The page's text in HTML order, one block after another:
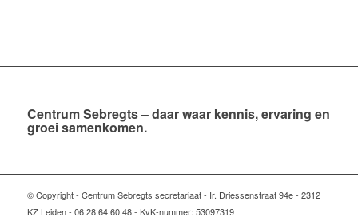
Centrum Sebregts – daar waar kennis, ervaring en
groei samenkomen.
© Copyright - Centrum Sebregts secretariaat - Ir. Driessenstraat 94e - 2312
KZ Leiden - 06 28 64 60 48 - KvK-nummer: 53097319